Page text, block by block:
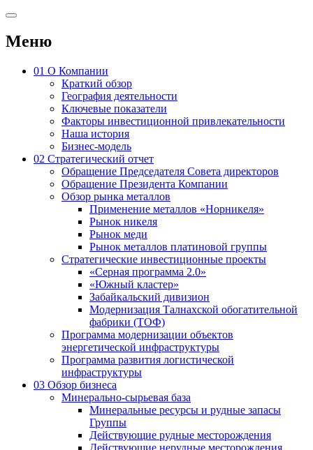
Меню
01 О Компании
Краткий обзор
География деятельности
Ключевые показатели
Факторы инвестиционной привлекательности
Наша история
Бизнес-модель
02 Стратегический отчет
Обращение Председателя Совета директоров
Обращение Президента Компании
Обзор рынка металлов
Применение металлов «Норникеля»
Рынок никеля
Рынок меди
Рынок металлов платиновой группы
Стратегические инвестиционные проекты
«Серная программа 2.0»
«Южный кластер»
Забайкальский дивизион
Модернизация Талнахской обогатительной
фабрики (ТОФ)
Программа модернизации объектов
энергетической инфраструктуры
Программа развития логистической
инфраструктуры
03 Обзор бизнеса
Минерально-сырьевая база
Минеральные ресурсы и рудные запасы
Группы
Действующие рудные месторождения
Действующие нерудные месторождения